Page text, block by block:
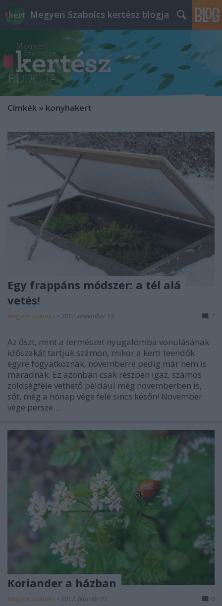
Megyeri Szabolcs kertész blogja
Címkék » konyhakert
Egy frappáns módszer: a tél alá
vetés!
Megyeri Szabolcs • 2017. november 12. 7
Az őszt, mint a természet nyugalomba vonulásának
időszakát tartjuk számon, mikor a kerti teendők
egyre fogyatkoznak, novemberre pedig már nem is
maradnak. Ez azonban csak részben igaz, számos
zöldségféle vethető például még novemberben is,
sőt, még a hónap vége felé sincs későn! November
vége persze…
Koriander a házban
Megyeri Szabolcs • 2017. február 03. 0